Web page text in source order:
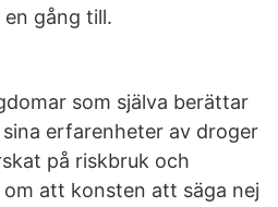
gång till.
som själva berättar
sina erfarenheter av droger
på riskbruk och
att konsten att säga nej